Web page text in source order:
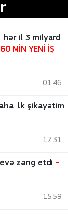
hər il 3 milyard
MİN YENİ İŞ
01:46
ilk şikayətim
17:31
zəng etdi -
15:59